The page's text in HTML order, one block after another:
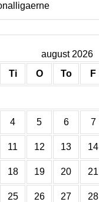
august 2026
Ti O To F
4 5 6 7
11 12 13 14
18 19 20 21
25 26 27 28